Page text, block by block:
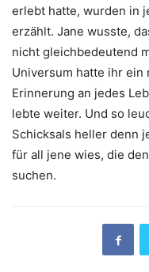
erlebt hatte, wurden in
erzählt. Jane wusste,
nicht gleichbedeutend
Universum hatte ihr ein
Erinnerung an jedes
lebte weiter. Und so
Schicksals heller denn
für all jene wies, die
suchen.